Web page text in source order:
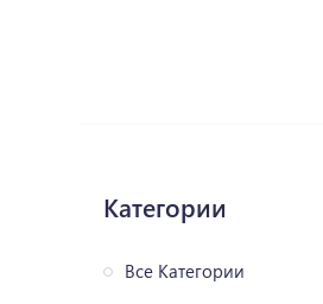
Категории
Все Категории